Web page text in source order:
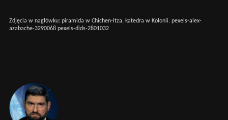
Zdjęcia w nagłówku: piramida w Chichen-Itza, katedra w Kolonii. pexels-alex-
azabache-3290068 pexels-dids-2801032